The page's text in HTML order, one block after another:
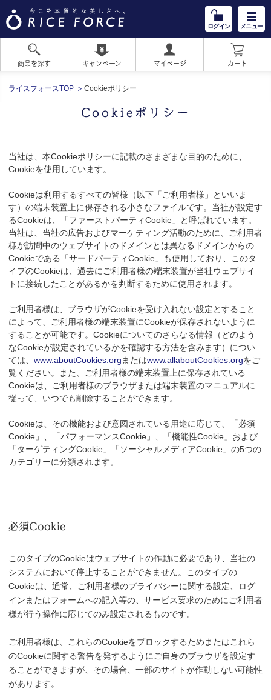
ログイン メニュー
商品を探す キャンペーン マイページ カート
ライスフォースTOP Cookieポリシー
Cookieポリシー
当社は、本Cookieポリシーに記載のさまざまな目的のために、
Cookieを使用しています。
Cookieは利用するすべての皆様（以下「ご利用者様」といいま
す）の端末装置上に保存される小さなファイルです。当社が設定す
るCookieは、「ファーストパーティCookie」と呼ばれています。
当社は、当社の広告およびマーケティング活動のために、ご利用者
様が訪問中のウェブサイトのドメインとは異なるドメインからの
Cookieである「サードパーティCookie」も使用しており、このタ
イプのCookieは、過去にご利用者様の端末装置が当社ウェブサイ
トに接続したことがあるかを判断するために使用されます。
ご利用者様は、ブラウザがCookieを受け入れない設定とすること
によって、ご利用者様の端末装置にCookieが保存されないように
することが可能です。Cookieについてのさらなる情報（どのよう
なCookieが設定されているかを確認する方法を含みます）につい
ては、 www.aboutCookies.org またはwww.allaboutCookies.orgをご
覧ください。また、ご利用者様の端末装置上に保存されている
Cookieは、ご利用者様のブラウザまたは端末装置のマニュアルに
従って、いつでも削除することができます。
Cookieは、その機能および意図されている用途に応じて、「必須
Cookie」、「パフォーマンスCookie」、「機能性Cookie」および
「ターゲティングCookie」「ソーシャルメディアCookie」の5つの
カテゴリーに分類されます。
必須Cookie
このタイプのCookieはウェブサイトの作動に必要であり、当社の
システムにおいて停止することができません。このタイプの
Cookieは、通常、ご利用者様のプライバシーに関する設定、ログ
インまたはフォームへの記入等の、サービス要求のためにご利用者
様が行う操作に応じてのみ設定されるものです。
ご利用者様は、これらのCookieをブロックするためまたはこれら
のCookieに関する警告を発するようにご自身のブラウザを設定す
ることができますが、その場合、一部のサイトが作動しない可能性
があります。